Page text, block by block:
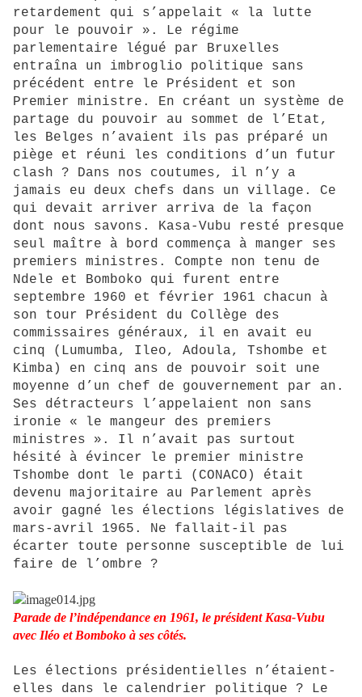
retardement qui s’appelait « la lutte
pour le pouvoir ». Le régime
parlementaire légué par Bruxelles
entraîna un imbroglio politique sans
précédent entre le Président et son
Premier ministre. En créant un système de
partage du pouvoir au sommet de l’Etat,
les Belges n’avaient ils pas préparé un
piège et réuni les conditions d’un futur
clash ? Dans nos coutumes, il n’y a
jamais eu deux chefs dans un village. Ce
qui devait arriver arriva de la façon
dont nous savons. Kasa-Vubu resté presque
seul maître à bord commença à manger ses
premiers ministres. Compte non tenu de
Ndele et Bomboko qui furent entre
septembre 1960 et février 1961 chacun à
son tour Président du Collège des
commissaires généraux, il en avait eu
cinq (Lumumba, Ileo, Adoula, Tshombe et
Kimba) en cinq ans de pouvoir soit une
moyenne d’un chef de gouvernement par an.
Ses détracteurs l’appelaient non sans
ironie « le mangeur des premiers
ministres ». Il n’avait pas surtout
hésité à évincer le premier ministre
Tshombe dont le parti (CONACO) était
devenu majoritaire au Parlement après
avoir gagné les élections législatives de
mars-avril 1965. Ne fallait-il pas
écarter toute personne susceptible de lui
faire de l’ombre ?
Parade de l’indépendance en 1961, le président Kasa-Vubu
avec Iléo et Bomboko à ses côtés.
Les élections présidentielles n’étaient-
elles dans le calendrier politique ? Le